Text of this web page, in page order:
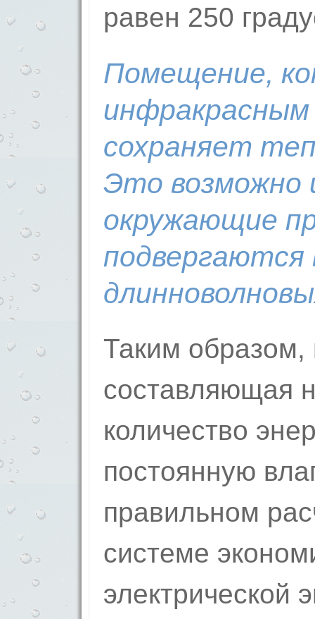
равен 250
Помещение,
инфракрасным
сохраняет
Это возможно
окружающие
подвергаются
Таким
составляющая
количество
постоянную
правильном
системе
электрической